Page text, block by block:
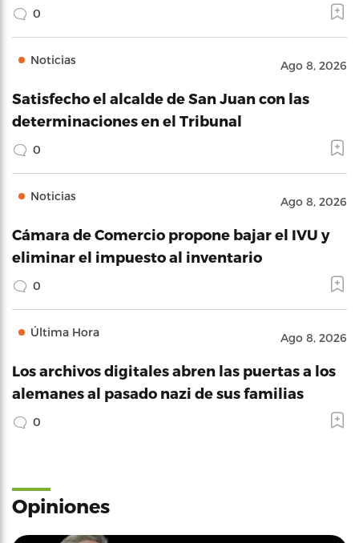
0
Noticias Ago 8, 2026
Satisfecho el alcalde de San Juan con las
determinaciones en el Tribunal
0
Noticias Ago 8, 2026
Cámara de Comercio propone bajar el IVU y
eliminar el impuesto al inventario
0
Última Hora Ago 8, 2026
Los archivos digitales abren las puertas a los
alemanes al pasado nazi de sus familias
0
Opiniones